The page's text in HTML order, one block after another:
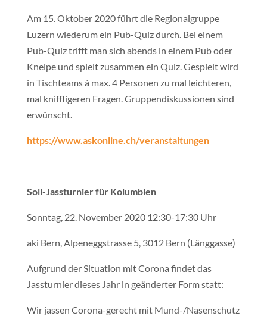
Am 15. Oktober 2020 führt die Regionalgruppe
Luzern wiederum ein Pub-Quiz durch. Bei einem
Pub-Quiz trifft man sich abends in einem Pub oder
Kneipe und spielt zusammen ein Quiz. Gespielt wird
in Tischteams à max. 4 Personen zu mal leichteren,
mal kniffligeren Fragen. Gruppendiskussionen sind
erwünscht.
https://www.askonline.ch/veranstaltungen
Soli-Jassturnier für Kolumbien
Sonntag, 22. November 2020 12:30-17:30 Uhr
aki Bern, Alpeneggstrasse 5, 3012 Bern (Länggasse)
Aufgrund der Situation mit Corona findet das
Jassturnier dieses Jahr in geänderter Form statt:
Wir jassen Corona-gerecht mit Mund-/Nasenschutz